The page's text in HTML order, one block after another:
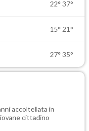
22° 37°
15° 21°
27° 35°
accoltellata in
cittadino